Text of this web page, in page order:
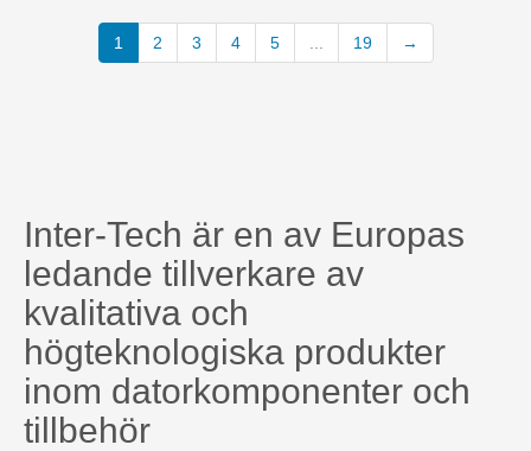
1 2 3 4 5 19 →
Inter-Tech är en av Europas
ledande tillverkare av
kvalitativa och
högteknologiska produkter
inom datorkomponenter och
tillbehör